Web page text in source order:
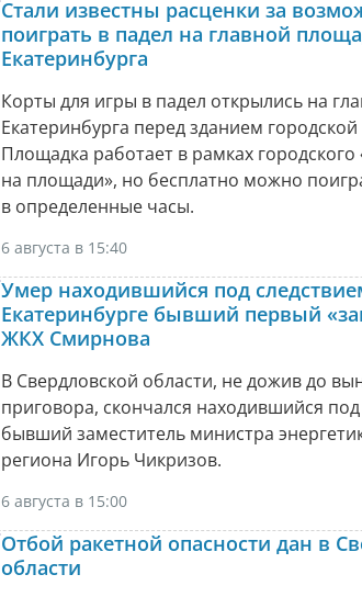
Стали известны расценки за
поиграть в падел на главной
Екатеринбурга
Корты для игры в падел открылись на
Екатеринбурга перед зданием
Площадка работает в рамках городского
на площади», но бесплатно можно
в определенные часы.
6 августа в 15:40
Умер находившийся под
Екатеринбурге бывший первый
ЖКХ Смирнова
В Свердловской области, не дожив до
приговора, скончался находившийся
бывший заместитель министра
региона Игорь Чикризов.
6 августа в 15:00
Отбой ракетной опасности дан в
области